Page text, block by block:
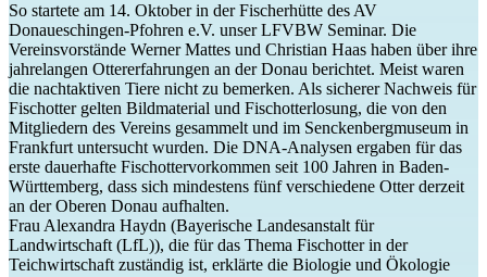
So startete am 14. Oktober in der Fischerhütte des AV
Donaueschingen-Pfohren e.V. unser LFVBW Seminar. Die
Vereinsvorstände Werner Mattes und Christian Haas haben über ihre
jahrelangen Ottererfahrungen an der Donau berichtet. Meist waren
die nachtaktiven Tiere nicht zu bemerken. Als sicherer Nachweis für
Fischotter gelten Bildmaterial und Fischotterlosung, die von den
Mitgliedern des Vereins gesammelt und im Senckenbergmuseum in
Frankfurt untersucht wurden. Die DNA-Analysen ergaben für das
erste dauerhafte Fischottervorkommen seit 100 Jahren in Baden-
Württemberg, dass sich mindestens fünf verschiedene Otter derzeit
an der Oberen Donau aufhalten.
Frau Alexandra Haydn (Bayerische Landesanstalt für
Landwirtschaft (LfL)), die für das Thema Fischotter in der
Teichwirtschaft zuständig ist, erklärte die Biologie und Ökologie